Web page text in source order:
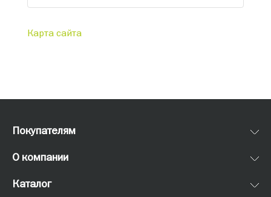
Карта сайта
Покупателям
О компании
Каталог